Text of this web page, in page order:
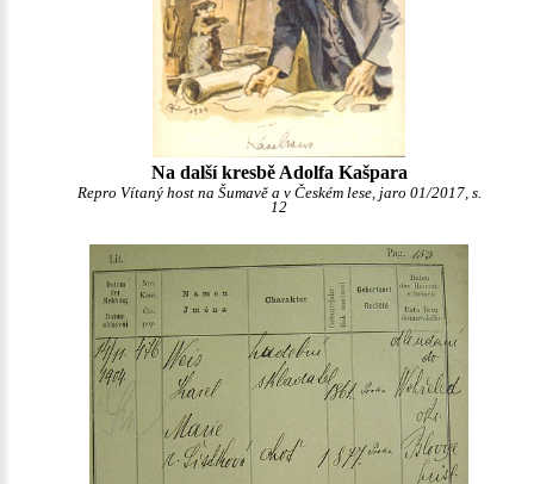
Na další kresbě Adolfa Kašpara
Repro Vítaný host na Šumavě a v Českém lese, jaro 01/2017, s.
12